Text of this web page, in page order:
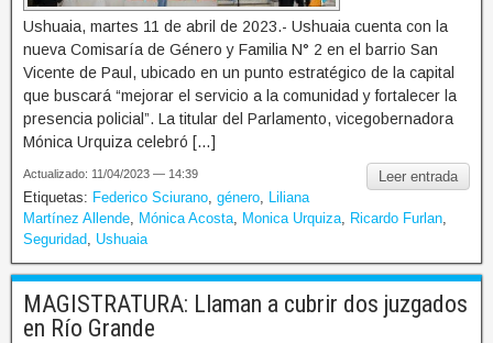
Ushuaia, martes 11 de abril de 2023.- Ushuaia cuenta con la
nueva Comisaría de Género y Familia N° 2 en el barrio San
Vicente de Paul, ubicado en un punto estratégico de la capital
que buscará “mejorar el servicio a la comunidad y fortalecer la
presencia policial”. La titular del Parlamento, vicegobernadora
Mónica Urquiza celebró […]
Leer entrada
Actualizado: 11/04/2023 — 14:39
Etiquetas: Federico Sciurano género
Liliana
Martínez Allende
Mónica Acosta Monica Urquiza Ricardo Furlan
Seguridad
Ushuaia
MAGISTRATURA: Llaman a cubrir dos juzgados
en Río Grande